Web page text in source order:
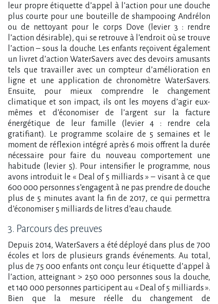
leur propre étiquette d’appel à l’action pour une douche
plus courte pour une bouteille de shampooing Andrélon
ou de nettoyant pour le corps Dove (levier 3 : rendre
l’action désirable), qui se retrouve à l’endroit où se trouve
l’action – sous la douche. Les enfants reçoivent également
un livret d’action WaterSavers avec des devoirs amusants
tels que travailler avec un compteur d’amélioration en
ligne et une application de chronomètre WaterSavers.
Ensuite, pour mieux comprendre le changement
climatique et son impact, ils ont les moyens d’agir eux-
mêmes et d’économiser de l’argent sur la facture
énergétique de leur famille (levier 4 : rendre cela
gratifiant). Le programme scolaire de 5 semaines et le
moment de réflexion intégré après 6 mois offrent la durée
nécessaire pour faire du nouveau comportement une
habitude (levier 5). Pour intensifier le programme, nous
avons introduit le « Deal of 5 milliards » – visant à ce que
600 000 personnes s’engagent à ne pas prendre de douche
plus de 5 minutes avant la fin de 2017, ce qui permettra
d’économiser 5 milliards de litres d’eau chaude.
3. Parcours des preuves
Depuis 2014, WaterSavers a été déployé dans plus de 700
écoles et lors de plusieurs grands événements. Au total,
plus de 75 000 enfants ont conçu leur étiquette d’appel à
l’action, atteignant > 250 000 personnes sous la douche,
et 140 000 personnes participent au « Deal of 5 milliards ».
Bien que la mesure réelle du changement de